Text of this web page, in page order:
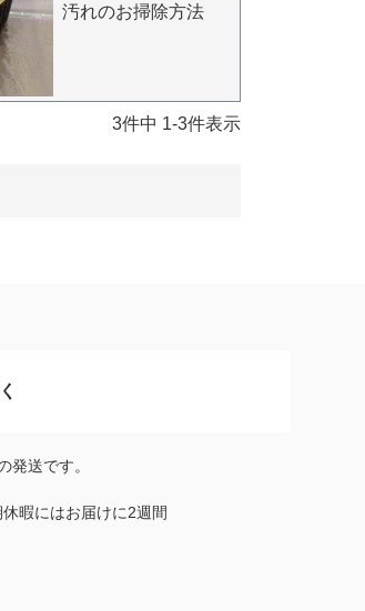
汚れのお掃除方法
3件中 1-3件表示
発送です。
暇にはお届けに2週間